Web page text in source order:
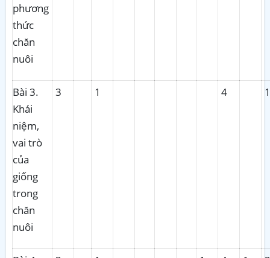
phương
thức
chăn
nuôi
Bài 3.
Khái
niệm,
vai trò
của
giống
trong
chăn
nuôi
3 1 4